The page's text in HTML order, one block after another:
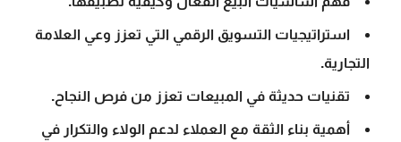
استراتيجيات التسويق الرقمي التي تعزز وعي العلامة
التجارية.
تقنيات حديثة في المبيعات تعزز من فرص النجاح.
أهمية بناء الثقة مع العملاء لدعم الولاء والتكرار في